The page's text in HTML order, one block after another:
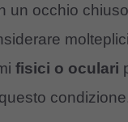
un occhio
fisici o oculari